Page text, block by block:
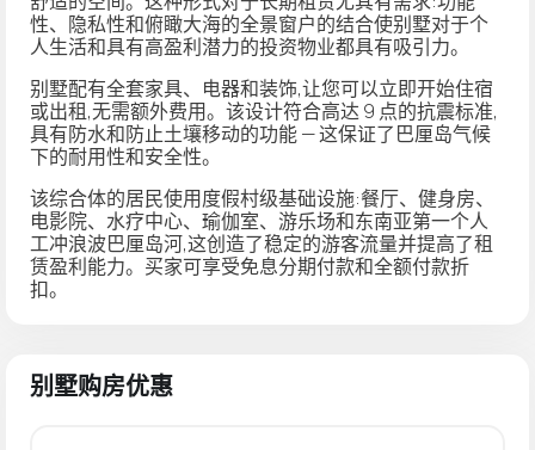
性、隐私性和俯瞰大海的全景窗户的结合使别墅对于个
人生活和具有高盈利潜力的投资物业都具有吸引力。
别墅配有全套家具、电器和装饰,让您可以立即开始住宿
或出租,无需额外费用。该设计符合高达 9 点的抗震标准,
具有防水和防止土壤移动的功能 — 这保证了巴厘岛气候
下的耐用性和安全性。
该综合体的居民使用度假村级基础设施:餐厅、健身房、
电影院、水疗中心、瑜伽室、游乐场和东南亚第一个人
工冲浪波巴厘岛河,这创造了稳定的游客流量并提高了租
赁盈利能力。买家可享受免息分期付款和全额付款折
扣。
别墅购房优惠